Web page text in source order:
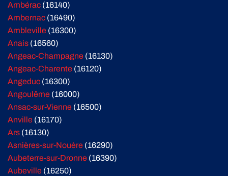
Ambérac (16140)
Ambernac (16490)
Ambleville (16300)
Anais (16560)
Angeac-Champagne (16130)
Angeac-Charente (16120)
Angeduc (16300)
Angoulême (16000)
Ansac-sur-Vienne (16500)
Anville (16170)
Ars (16130)
Asnières-sur-Nouère (16290)
Aubeterre-sur-Dronne (16390)
Aubeville (16250)